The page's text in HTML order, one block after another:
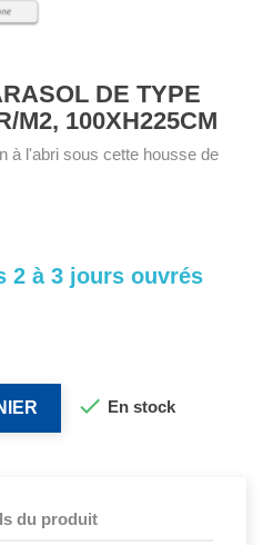
DE TYPE
M2, 100XH225CM
à l'abri sous cette housse de
2 à 3 jours ouvrés
 En stock
du produit